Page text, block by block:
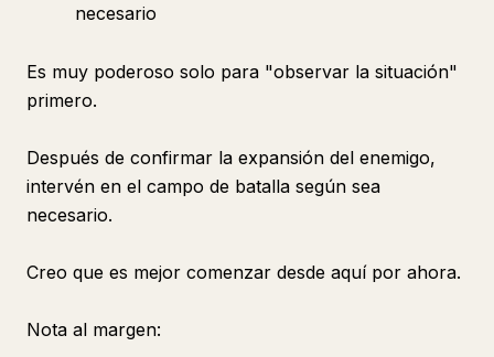
necesario
Es muy poderoso solo para "observar la situación"
primero.
Después de confirmar la expansión del enemigo,
intervén en el campo de batalla según sea
necesario.
Creo que es mejor comenzar desde aquí por ahora.
Nota al margen: